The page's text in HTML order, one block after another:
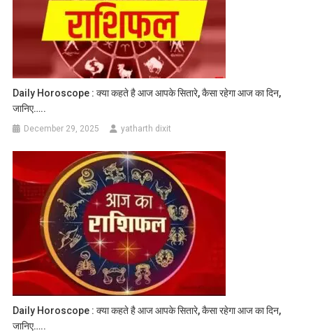
Daily Horoscope : क्या कहते है आज आपके सितारे, कैसा रहेगा आज का दिन,
जानिए…..
December 29, 2025 yatharth dixit
Daily Horoscope : क्या कहते है आज आपके सितारे, कैसा रहेगा आज का दिन,
जानिए…..